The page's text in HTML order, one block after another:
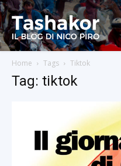
Home Tags Tiktok
Tag: tiktok